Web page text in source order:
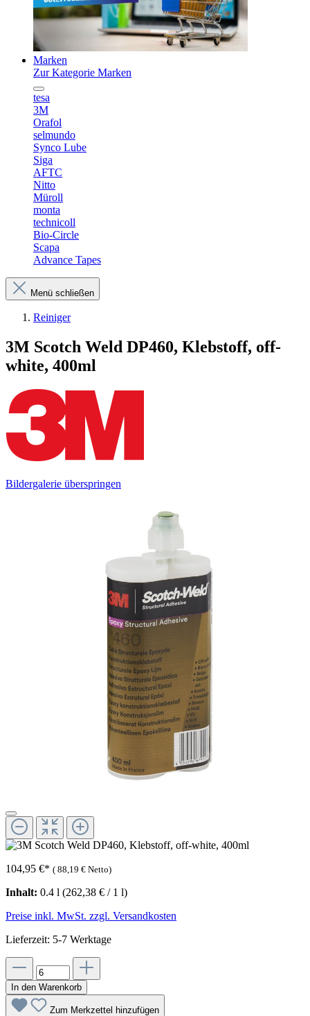
Marken
Zur Kategorie Marken
tesa
3M
Orafol
selmundo
Synco Lube
Siga
AFTC
Nitto
Müroll
monta
technicoll
Bio-Circle
Scapa
Advance Tapes
Menü schließen
Reiniger
3M Scotch Weld DP460, Klebstoff, off-
white, 400ml
Bildergalerie überspringen
104,95 €* ( 88,19 € Netto)
Inhalt: 0.4 l (262,38 € / 1 l)
Preise inkl. MwSt. zzgl. Versandkosten
Lieferzeit: 5-7 Werktage
In den Warenkorb
Zum Merkzettel hinzufügen